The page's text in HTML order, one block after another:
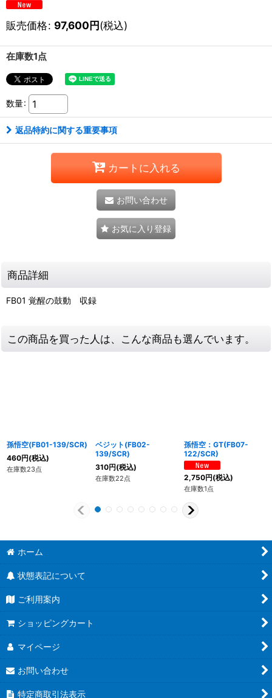
販売価格: 97,600円(税込)
在庫数1点
数量:
返品特約に関する重要事項
カートに入れる
お問い合わせ
お気に入り登録
商品詳細
FB01 覚醒の鼓動 収録
この商品を買った人は、こんな商品も選んでいます。
孫悟空(FB01-139/SCR)
460円(税込)
在庫数23点
ベジット(FB02-
139/SCR)
310円(税込)
在庫数22点
孫悟空：GT(FB07-
122/SCR)
2,750円(税込)
在庫数1点
ホーム
状態表記について
ご利用案内
ショッピングカート
マイページ
お問い合わせ
特定商取引法表示